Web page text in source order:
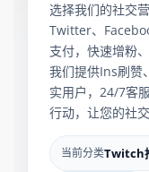
选择我们的社交
Twitter、
支付，快速增粉
我们提供Ins刷赞
实用户，24/7客
行动，让您的社
当前分类Twitch